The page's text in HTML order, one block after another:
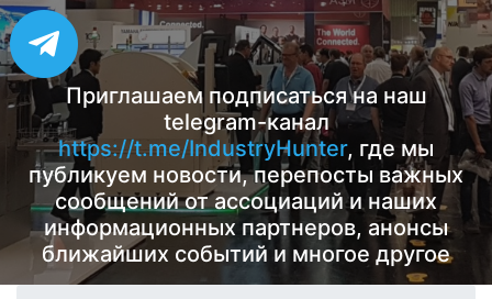
Приглашаем подписаться на наш
telegram-канал
https://t.me/IndustryHunter, где мы
публикуем новости, перепосты важных
сообщений от ассоциаций и наших
информационных партнеров, анонсы
ближайших событий и многое другое